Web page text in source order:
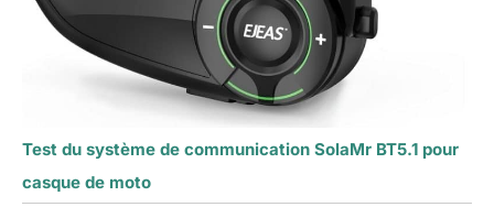
Test du système de communication SolaMr BT5.1 pour
casque de moto